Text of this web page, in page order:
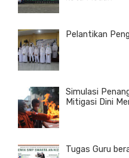
Pelantikan
Simulasi
Mitigasi Dini
Tugas Guru